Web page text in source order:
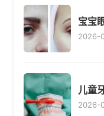
宝宝
2026-
儿童
2026-